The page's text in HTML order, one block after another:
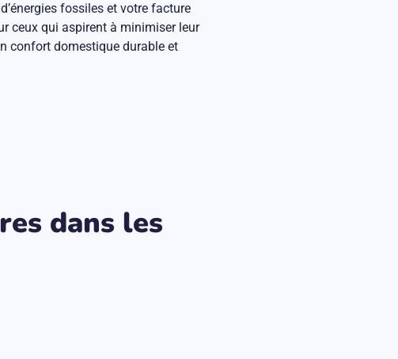
fossiles et votre facture
ceux qui aspirent à minimiser leur
confort domestique durable et
dans les